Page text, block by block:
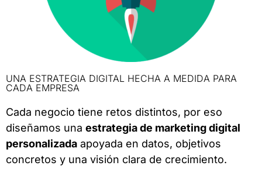
UNA ESTRATEGIA DIGITAL HECHA A MEDIDA PARA
CADA EMPRESA
Cada negocio tiene retos distintos, por eso
diseñamos una estrategia de marketing digital
personalizada apoyada en datos, objetivos
concretos y una visión clara de crecimiento.